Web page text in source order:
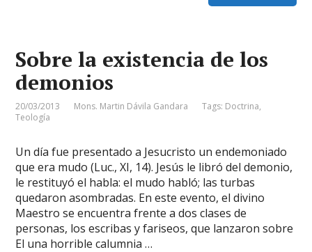
Sobre la existencia de los
demonios
20/03/2013 Mons. Martin Dávila Gandara Tags: Doctrina,
Teología
Un día fue presentado a Jesucristo un endemoniado
que era mudo (Luc., XI, 14). Jesús le libró del demonio,
le restituyó el habla: el mudo habló; las turbas
quedaron asombradas. En este evento, el divino
Maestro se encuentra frente a dos clases de
personas, los escribas y fariseos, que lanzaron sobre
El una horrible calumnia …